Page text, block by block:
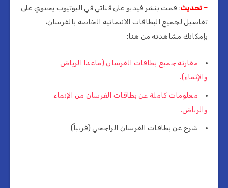
– تحديث: قمت بنشر فيديو على قناتي في اليوتيوب يحتوي على
تفاصيل لجميع البطاقات الائتمانية الخاصة بالفرسان،
بإمكانك مشاهدته من هنا:
مقارنة جميع بطاقات الفرسان (ماعدا الرياض
والإنماء).
معلومات كاملة عن بطاقات الفرسان من الإنماء
والرياض.
شرح عن بطاقات الفرسان الراجحي (قريباً)